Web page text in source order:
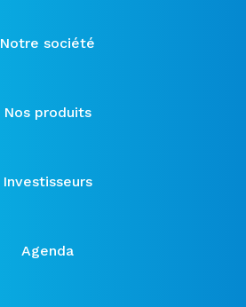
Notre société
Nos produits
Investisseurs
Agenda